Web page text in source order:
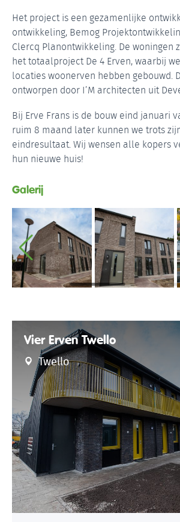
Het project is een gezamenlijke
ontwikkeling, Bemog
Clercq Planontwikkeling. De woningen
het totaalproject De 4 Erven, waarbij
locaties woonerven hebben gebouwd.
ontworpen door I’M architecten uit
Bij Erve Frans is de bouw eind januari
ruim 8 maand later kunnen we trots
eindresultaat. Wij wensen alle kopers
hun nieuwe huis!
Galerij
Vier Erven Twello
Twello